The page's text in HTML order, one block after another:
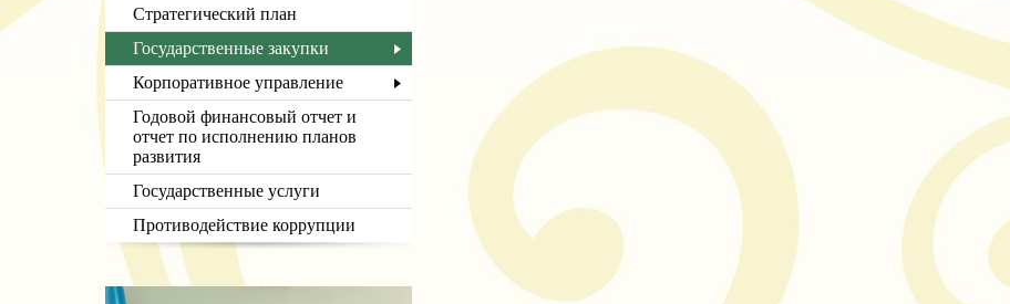
Стратегический план
Государственные закупки
Корпоративное управление
Годовой финансовый отчет и
отчет по исполнению планов
развития
Государственные услуги
Противодействие коррупции